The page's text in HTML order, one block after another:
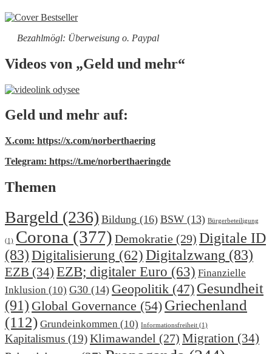
Bezahlmögl: Überweisung o. Paypal
Videos von „Geld und mehr“
Geld und mehr auf:
X.com: https://x.com/norberthaering
Telegram: https://t.me/norberthaeringde
Themen
Bargeld (236) Bildung (16) BSW (13) Bürgerbeteiligung
(1) Corona (377) Demokratie (29) Digitale ID
(83) Digitalisierung (62) Digitalzwang (83)
EZB (34) EZB; digitaler Euro (63) Finanzielle
Inklusion (10) G30 (14) Geopolitik (47) Gesundheit
(91) Global Governance (54) Griechenland
(112) Grundeinkommen (10) Informationsfreiheit (1)
Kapitalismus (19)Klimawandel (27) Migration (34)